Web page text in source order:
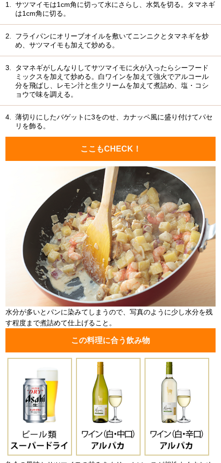
1.
サツマイモは1cm角に切って水にさらし、水気を切る。タマネギ
は1cm角に切る。
2.
フライパンにオリーブオイルを敷いてニンニクとタマネギを炒
め、サツマイモも加えて炒める。
3.
タマネギがしんなりしてサツマイモに火が入ったらシーフード
ミックスを加えて炒める。白ワインを加えて強火でアルコール
分を飛ばし、レモン汁と生クリームを加えて煮詰め、塩・コシ
ョウで味を調える。
4.
薄切りにしたバゲットに3をのせ、カナッペ風に盛り付けてパセ
リを飾る。
ここもCHECK！
水分が多いとパンに染みてしまうので、写真のように少し水分を残
す程度まで煮詰めて仕上げること。
この料理に合う飲み物